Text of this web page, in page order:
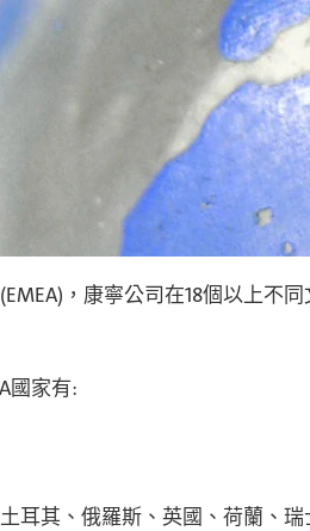
，康寧公司在18個以上不
國家有:
耳其、俄羅斯、英國、荷蘭、